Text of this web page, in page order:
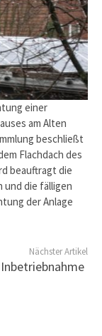
einer
am Alten
beschließt
Flachdach des
beauftragt die
die fälligen
der Anlage
Nächster Artikel
Inbetriebnahme